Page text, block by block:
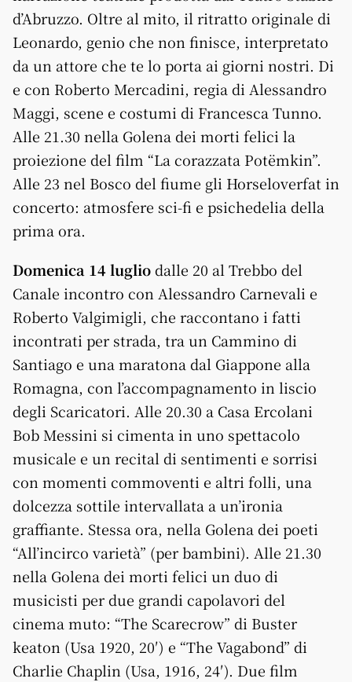
d’Abruzzo. Oltre al mito, il ritratto originale di
Leonardo, genio che non finisce, interpretato
da un attore che te lo porta ai giorni nostri. Di
e con Roberto Mercadini, regia di Alessandro
Maggi, scene e costumi di Francesca Tunno.
Alle 21.30 nella Golena dei morti felici la
proiezione del film “La corazzata Potëmkin”.
Alle 23 nel Bosco del fiume gli Horseloverfat in
concerto: atmosfere sci-fi e psichedelia della
prima ora.
Domenica 14 lugliodalle 20 al Trebbo del
Canale incontro con Alessandro Carnevali e
Roberto Valgimigli, che raccontano i fatti
incontrati per strada, tra un Cammino di
Santiago e una maratona dal Giappone alla
Romagna, con l’accompagnamento in liscio
degli Scaricatori. Alle 20.30 a Casa Ercolani
Bob Messini si cimenta in uno spettacolo
musicale e un recital di sentimenti e sorrisi
con momenti commoventi e altri folli, una
dolcezza sottile intervallata a un’ironia
graffiante. Stessa ora, nella Golena dei poeti
“All’incirco varietà” (per bambini). Alle 21.30
nella Golena dei morti felici un duo di
musicisti per due grandi capolavori del
cinema muto: “The Scarecrow” di Buster
keaton (Usa 1920, 20′) e “The Vagabond” di
Charlie Chaplin (Usa, 1916, 24′). Due film